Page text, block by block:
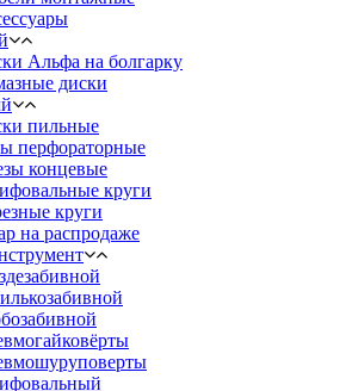
Альфа на болгарку
диски
пильные
перфораторные
концевые
круги
круги
на распродаже